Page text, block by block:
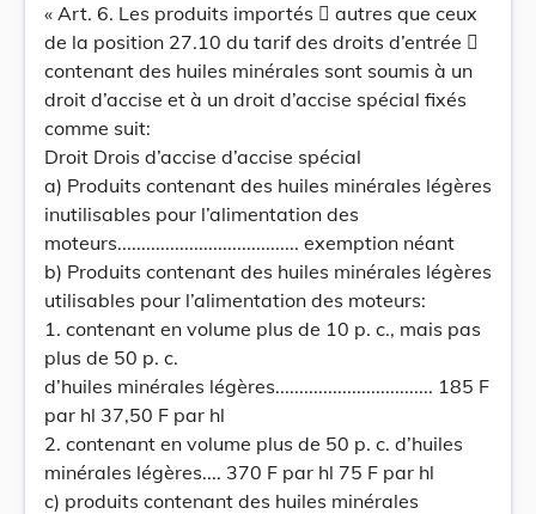
« Art. 6. Les produits importés  autres que ceux
de la position 27.10 du tarif des droits d’entrée 
contenant des huiles minérales sont soumis à un
droit d’accise et à un droit d’accise spécial fixés
comme suit:
Droit Drois d’accise d’accise spécial
a) Produits contenant des huiles minérales légères
inutilisables pour l’alimentation des
moteurs...................................... exemption néant
b) Produits contenant des huiles minérales légères
utilisables pour l’alimentation des moteurs:
1. contenant en volume plus de 10 p. c., mais pas
plus de 50 p. c.
d’huiles minérales légères................................. 185 F
par hl 37,50 F par hl
2. contenant en volume plus de 50 p. c. d’huiles
minérales légères.... 370 F par hl 75 F par hl
c) produits contenant des huiles minérales